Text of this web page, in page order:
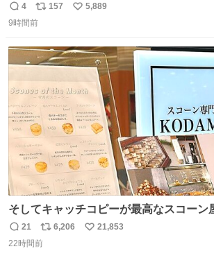
返
信
4
リ
ポ
ト
数
157
い
数
5,889
9時間前
そしてキャッチコピーが最高なスコーン
しまったので思わず買い込んでしまった
パッサパサなほどええですからね。
返
信
21
リ
ポ
6,206
い
21,853
22時間前